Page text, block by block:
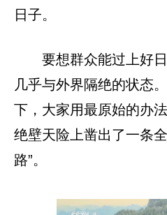
日子。
要想群众能过上好
几乎与外界隔绝的状态
下，大家用最原始的办
绝壁天险上凿出了一条
路”。